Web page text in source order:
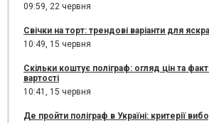
09:59, 22 червня
Свічки на торт: трендові варіанти для
10:49, 15 червня
Скільки коштує поліграф: огляд цін та
вартості
10:41, 15 червня
Де пройти поліграф в Україні: критерії